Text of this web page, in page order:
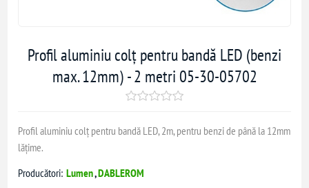
Profil aluminiu colț pentru bandă LED (benzi
max. 12mm) - 2 metri 05-30-05702
Profil aluminiu colț pentru bandă LED, 2m, pentru benzi de până la 12mm
lățime.
Producători: Lumen,DABLEROM